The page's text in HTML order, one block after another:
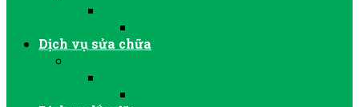
Dịch vụ sửa chữa